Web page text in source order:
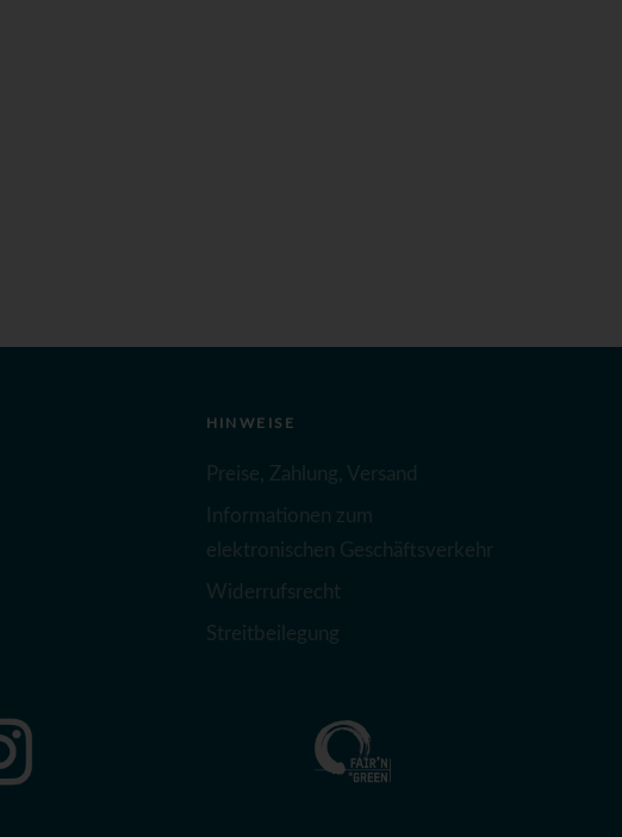
HINWEISE
Preise, Zahlung, Versand
Informationen zum
elektronischen Geschäftsverkehr
Widerrufsrecht
Streitbeilegung